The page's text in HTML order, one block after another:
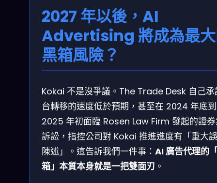
2027 年以後，AI
Advertising 將成為最
黑箱風險？
Kokai 不是沒爭議。The Trade Desk 自己承
台轉移的速度低於預期，甚至在 2024 年底到
2025 年初面臨 Rosen Law Firm 發起的證
訴訟，指控公司對 Kokai 推進進度有「重大
陳述」。這告訴我們一件事： AI 廣告代理的
箱」本質本身就是一把雙面刃 。